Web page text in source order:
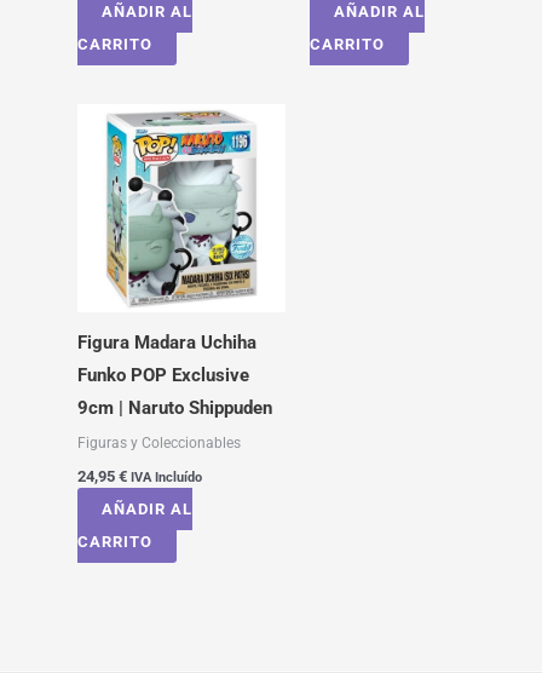
AÑADIR AL
CARRITO
AÑADIR AL
CARRITO
Figura Madara Uchiha
Funko POP Exclusive
9cm | Naruto Shippuden
Figuras y Coleccionables
24,95 € IVA Incluído
AÑADIR AL
CARRITO